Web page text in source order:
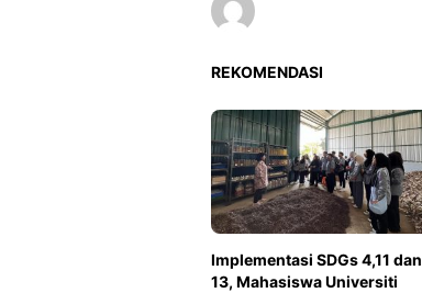
REKOMENDASI
Implementasi SDGs 4,11 dan
13, Mahasiswa Universiti